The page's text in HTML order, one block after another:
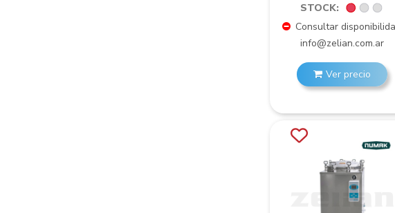
STOCK:
Consultar
info@zelian.com.ar
Ver precio